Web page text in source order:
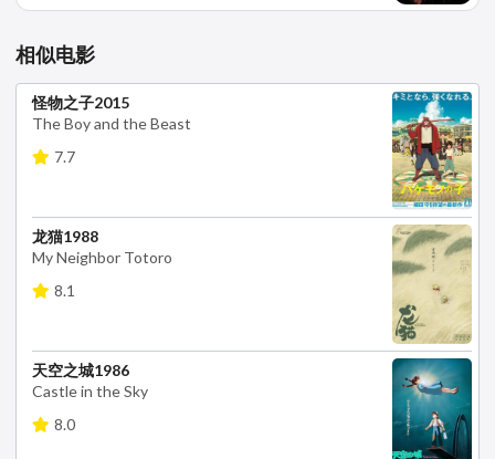
相似电影
怪物之子2015
The Boy and the Beast
7.7
龙猫1988
My Neighbor Totoro
8.1
天空之城1986
Castle in the Sky
8.0